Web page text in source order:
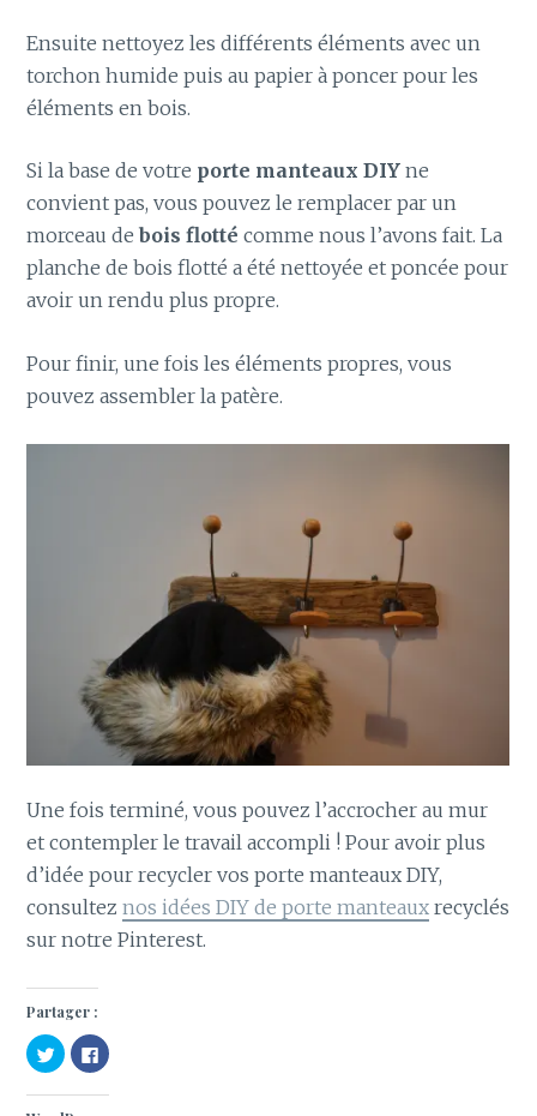
Ensuite nettoyez les différents éléments avec un
torchon humide puis au papier à poncer pour les
éléments en bois.
Si la base de votre porte manteaux DIY ne
convient pas, vous pouvez le remplacer par un
morceau debois flotté comme nous l’avons fait. La
planche de bois flotté a été nettoyée et poncée pour
avoir un rendu plus propre.
Pour finir, une fois les éléments propres, vous
pouvez assembler la patère.
Une fois terminé, vous pouvez l’accrocher au mur
et contempler le travail accompli ! Pour avoir plus
d’idée pour recycler vos porte manteaux DIY,
consulteznos idées DIY de porte manteaux recyclés
sur notre Pinterest.
Partager :
C
l
q
C
l
q